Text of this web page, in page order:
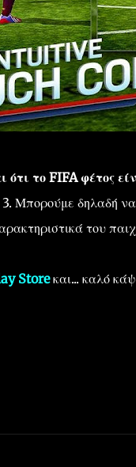
το FIFA φέτος
δηλαδή να
του
Storeκαι... καλό